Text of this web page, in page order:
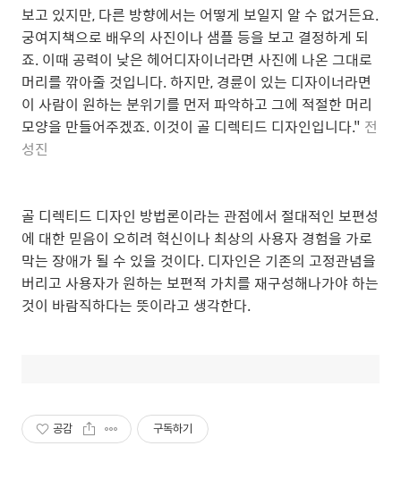
보고 있지만, 다른 방향에서는 어떻게 보일지 알 수 없거든요.
궁여지책으로 배우의 사진이나 샘플 등을 보고 결정하게 되
죠. 이때 공력이 낮은 헤어디자이너라면 사진에 나온 그대로
머리를 깎아줄 것입니다. 하지만, 경륜이 있는 디자이너라면
이 사람이 원하는 분위기를 먼저 파악하고 그에 적절한 머리
모양을 만들어주겠죠. 이것이 골 디렉티드 디자인입니다." 전
성진
골 디렉티드 디자인 방법론이라는 관점에서 절대적인 보편성
에 대한 믿음이 오히려 혁신이나 최상의 사용자 경험을 가로
막는 장애가 될 수 있을 것이다. 디자인은 기존의 고정관념을
버리고 사용자가 원하는 보편적 가치를 재구성해나가야 하는
것이 바람직하다는 뜻이라고 생각한다.
공감 구독하기